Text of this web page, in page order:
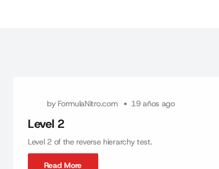
by FormulaNitro.com 19 años ago
Level 2
Level 2 of the reverse hierarchy test.
Read More